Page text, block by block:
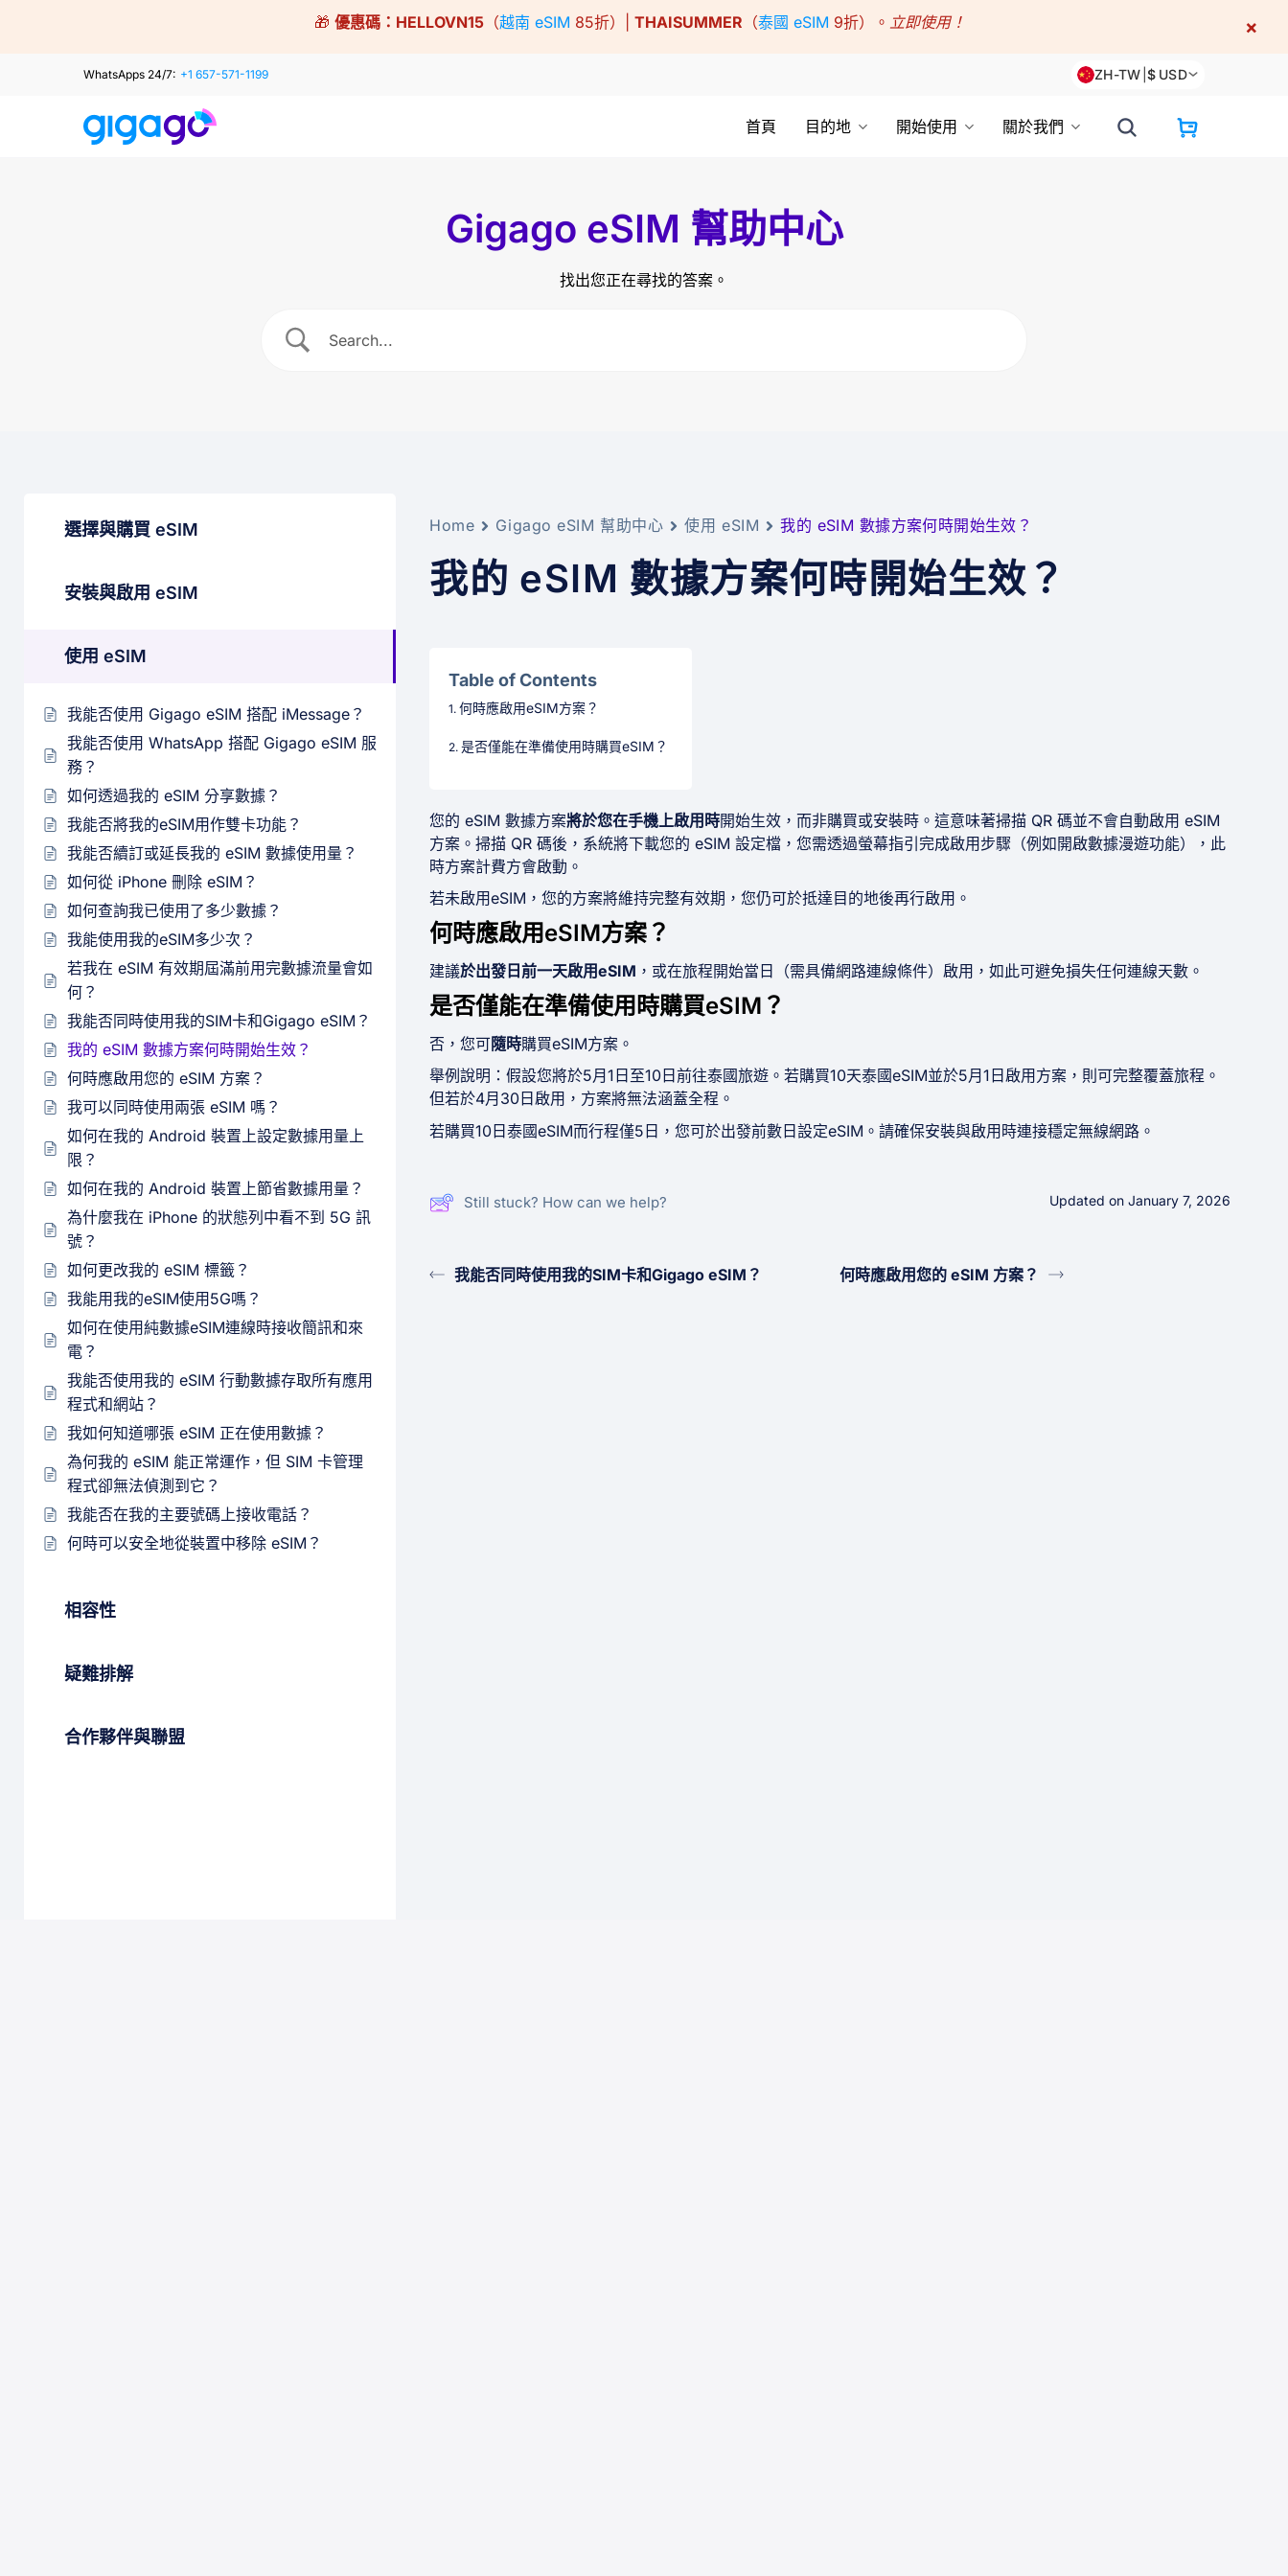
🎁 優惠碼： HELLOVN15 （越南 eSIM 85折）| THAISUMMER （泰國 eSIM 9折）。 立即使用！ ×
WhatsApps 24/7: +1 657-571-1199 ZH-TW |$ USD
首頁 目的地 開始使用 關於我們
Gigago eSIM 幫助中心
找出您正在尋找的答案。
選擇與購買 eSIM
安裝與啟用 eSIM
使用 eSIM
我能否使用 Gigago eSIM 搭配 iMessage？
我能否使用 WhatsApp 搭配 Gigago eSIM 服
務？
如何透過我的 eSIM 分享數據？
我能否將我的eSIM用作雙卡功能？
我能否續訂或延長我的 eSIM 數據使用量？
如何從 iPhone 刪除 eSIM？
如何查詢我已使用了多少數據？
我能使用我的eSIM多少次？
若我在 eSIM 有效期屆滿前用完數據流量會如
何？
我能否同時使用我的SIM卡和Gigago eSIM？
我的 eSIM 數據方案何時開始生效？
何時應啟用您的 eSIM 方案？
我可以同時使用兩張 eSIM 嗎？
如何在我的 Android 裝置上設定數據用量上
限？
如何在我的 Android 裝置上節省數據用量？
為什麼我在 iPhone 的狀態列中看不到 5G 訊
號？
如何更改我的 eSIM 標籤？
我能用我的eSIM使用5G嗎？
如何在使用純數據eSIM連線時接收簡訊和來
電？
我能否使用我的 eSIM 行動數據存取所有應用
程式和網站？
我如何知道哪張 eSIM 正在使用數據？
為何我的 eSIM 能正常運作，但 SIM 卡管理
程式卻無法偵測到它？
我能否在我的主要號碼上接收電話？
何時可以安全地從裝置中移除 eSIM？
相容性
疑難排解
合作夥伴與聯盟
Home Gigago eSIM 幫助中心 使用 eSIM 我的 eSIM 數據方案何時開始生效？
我的 eSIM 數據方案何時開始生效？
Table of Contents
何時應啟用eSIM方案？
是否僅能在準備使用時購買eSIM？
您的 eSIM 數據方案將於您在手機上啟用時開始生效，而非購買或安裝時。這意味著掃描 QR 碼並不會自動啟用 eSIM
方案。掃描 QR 碼後，系統將下載您的 eSIM 設定檔，您需透過螢幕指引完成啟用步驟（例如開啟數據漫遊功能），此
時方案計費方會啟動。
若未啟用eSIM，您的方案將維持完整有效期，您仍可於抵達目的地後再行啟用。
何時應啟用eSIM方案？
建議於出發日前一天啟用eSIM ，或在旅程開始當日（需具備網路連線條件）啟用，如此可避免損失任何連線天數。
是否僅能在準備使用時購買eSIM？
否，您可隨時購買eSIM方案。
舉例說明：假設您將於5月1日至10日前往泰國旅遊。若購買10天泰國eSIM並於5月1日啟用方案，則可完整覆蓋旅程。
但若於4月30日啟用，方案將無法涵蓋全程。
若購買10日泰國eSIM而行程僅5日，您可於出發前數日設定eSIM。請確保安裝與啟用時連接穩定無線網路。
Still stuck? How can we help? Updated on January 7, 2026
我能否同時使用我的SIM卡和Gigago eSIM？ 何時應啟用您的 eSIM 方案？